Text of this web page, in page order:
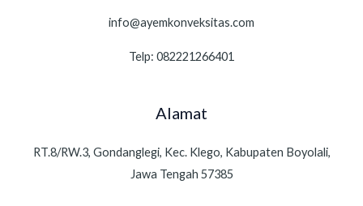
info@ayemkonveksitas.com
Telp: 082221266401
Alamat
RT.8/RW.3, Gondanglegi, Kec. Klego, Kabupaten Boyolali,
Jawa Tengah 57385